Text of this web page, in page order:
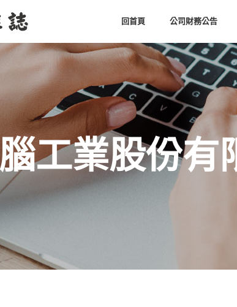
回首頁 公司財務公告
工業股份有